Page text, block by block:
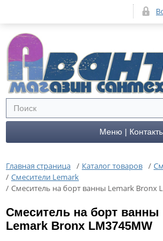
Меню |
Главная страница / Каталог товаров /
/ Смесители Lemark
/ Cмеситель на борт ванны Lemark Bronx
Cмеситель на борт ванны
Lemark Bronx LM3745MW